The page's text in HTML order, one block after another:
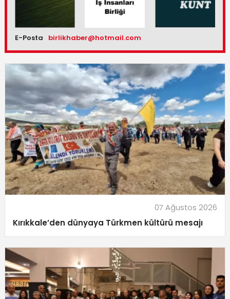
E-Posta birlikhaber@hotmail.com
07 Ağustos 2026
Kırıkkale’den dünyaya Türkmen kültürü mesajı